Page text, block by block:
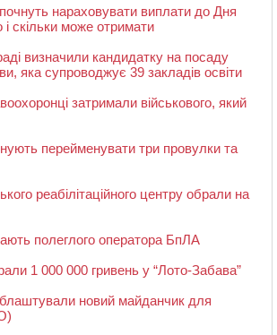
нараховувати виплати до Дня
і скільки може отримати
визначили кандидатку на посаду
яка супроводжує 39 закладів освіти
затримали військового, який
перейменувати три провулки та
реабілітаційного центру обрали на
полеглого оператора БпЛА
1 000 000 гривень у “Лото-Забава”
новий майданчик для